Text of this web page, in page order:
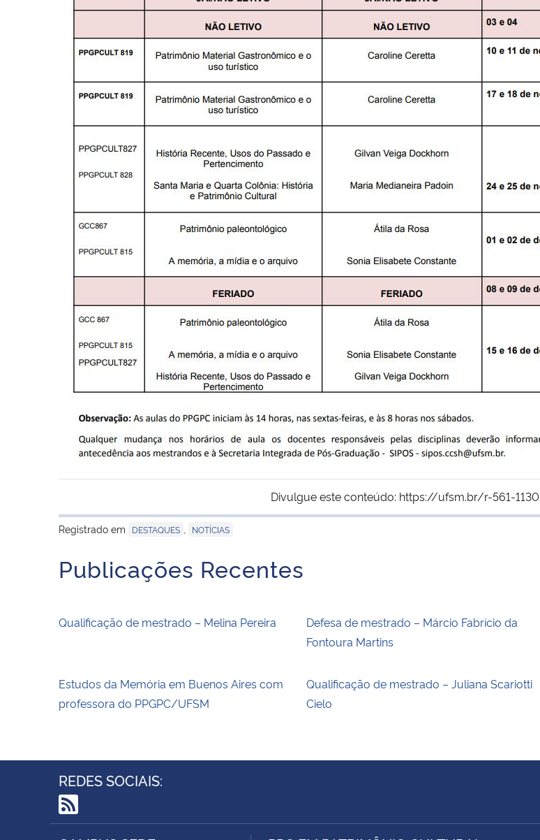
Divulgue este conteúdo: https://ufsm.br/r-561-1130
Registrado em
DESTAQUES NOTÍCIAS
Publicações Recentes
Qualificação de mestrado – Melina Pereira
Defesa de mestrado – Márcio Fabrício da
Fontoura Martins
Estudos da Memória em Buenos Aires com
professora do PPGPC/UFSM
Qualificação de mestrado – Juliana Scariotti
Cielo
REDES SOCIAIS:
RSS